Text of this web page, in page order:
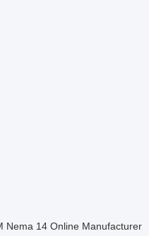
Nema 14 Online Manufacturer